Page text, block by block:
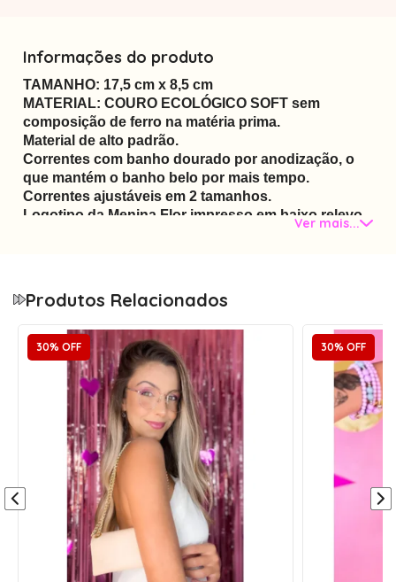
Informações do produto
TAMANHO: 17,5 cm x 8,5 cm
MATERIAL: COURO ECOLÓGICO SOFT sem
composição de ferro na matéria prima.
Material de alto padrão.
Correntes com banho dourado por anodização, o
que mantém o banho belo por mais tempo.
Correntes ajustáveis em 2 tamanhos.
Logotipo da Menina Flor impresso em baixo relevo
Fechadura por imã de contato e encaixe.
Ver mais...
Produtos Relacionados
30% OFF 30% OFF